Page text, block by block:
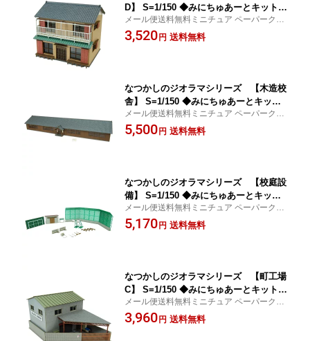
D】 S=1/150 ◆みにちゅあーとキット N
ゲージ 建物 精密 おうち時間 工作 ミニ
チュア インテリア
メール便送料無料ミニチュア ペーパークラ
フト
3,520 円 送料無料
なつかしのジオラマシリーズ 【木造校
舎】 S=1/150 ◆みにちゅあーとキット
Nゲージ 建物 精密 おうち時間 工作 ミ
ニチュア インテリア
メール便送料無料ミニチュア ペーパークラ
フト
5,500 円 送料無料
なつかしのジオラマシリーズ 【校庭設
備】 S=1/150 ◆みにちゅあーとキット
Nゲージ 建物 精密 おうち時間 工作 ミ
ニチュア インテリア
メール便送料無料ミニチュア ペーパークラ
フト
5,170 円 送料無料
なつかしのジオラマシリーズ 【町工場
C】 S=1/150 ◆みにちゅあーとキット N
ゲージ 建物 精密 おうち時間 工作 ミニ
チュア インテリア
メール便送料無料ミニチュア ペーパークラ
フト
3,960 円 送料無料